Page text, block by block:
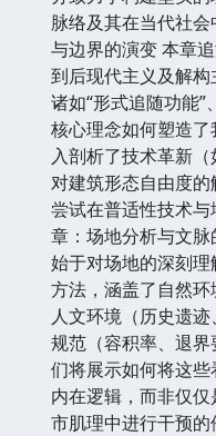
脉络及其在当代社
与边界的演变 本章
到后现代主义及解
诸如“形式追随功能”
核心理念如何塑造
入剖析了技术革新（
对建筑形态自由度
尝试在普适性技术
章：场地分析与文
始于对场地的深刻
方法，涵盖了自然环
人文环境（历史遗
规范（容积率、退
们将展示如何将这
内在逻辑，而非仅
市肌理中进行干预